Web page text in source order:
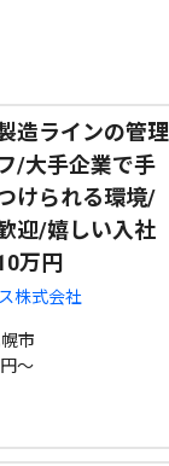
造ラインの管理
/大手企業で手
けられる環境/
迎/嬉しい入社
万円
株式会社
市
～